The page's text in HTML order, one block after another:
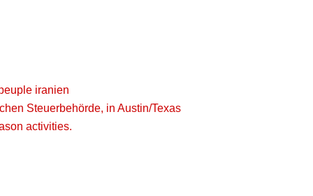
iranien
Steuerbehörde, in Austin/Texas
activities.